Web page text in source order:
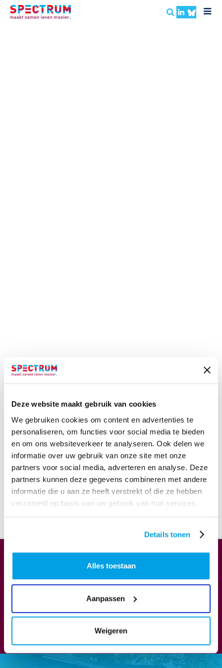
Deze website maakt gebruik van cookies
We gebruiken cookies om content en advertenties te
personaliseren, om functies voor social media te bieden
en om ons websiteverkeer te analyseren. Ook delen we
informatie over uw gebruik van onze site met onze
partners voor social media, adverteren en analyse. Deze
partners kunnen deze gegevens combineren met andere
informatie die u aan ze heeft verstrekt of die ze hebben
verzameld op basis van uw gebruik van hun services.
Details tonen
Alles toestaan
Aanpassen
Weigeren
Download Zomercongres RTV Apeldoorn.mp3
DOWNLOAD